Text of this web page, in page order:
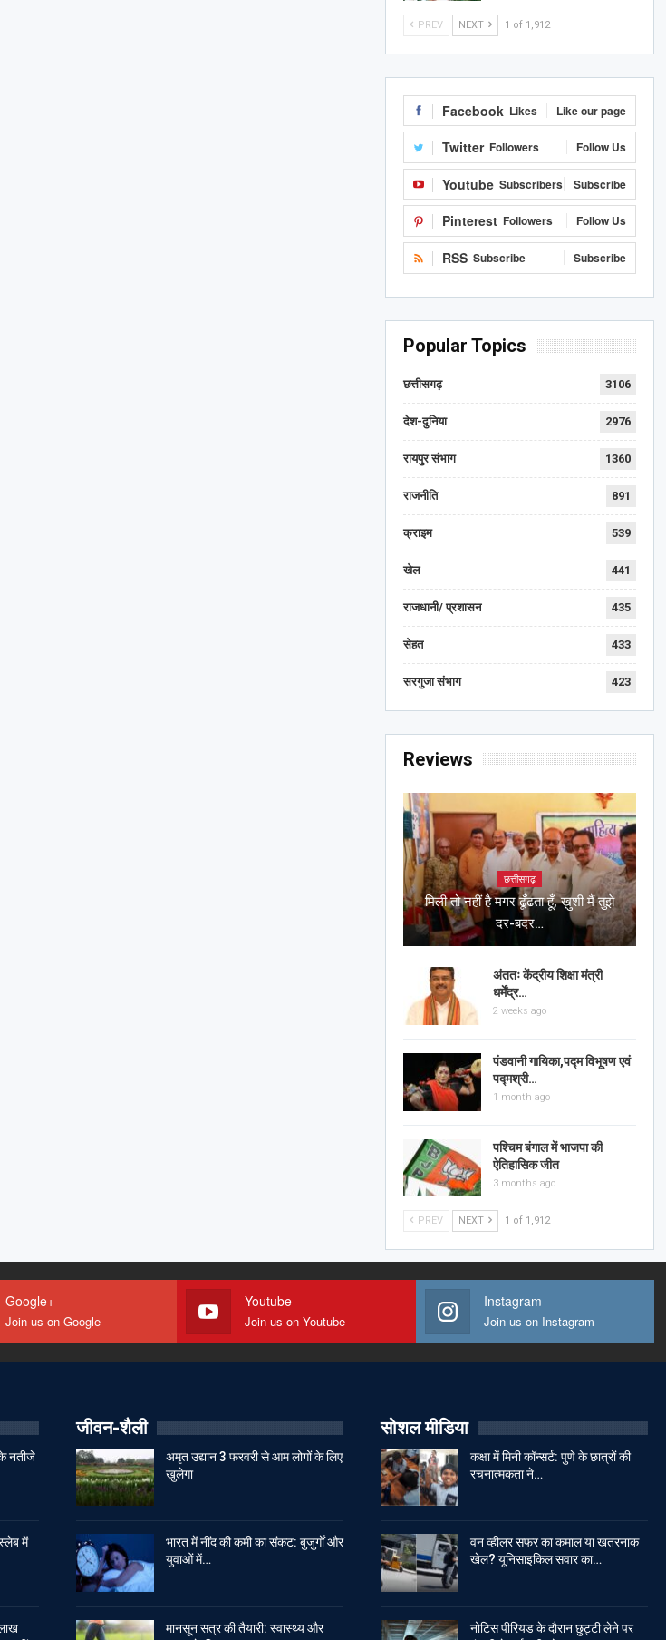
PREV NEXT 1 of 1,912
Facebook Likes Like our page
Twitter Followers Follow Us
Youtube Subscribers Subscribe
Pinterest Followers Follow Us
RSS Subscribe Subscribe
Popular Topics
छत्तीसगढ़ 3106
देश-दुनिया 2976
रायपुर संभाग 1360
राजनीति 891
क्राइम 539
खेल 441
राजधानी/ प्रशासन 435
सेहत 433
सरगुजा संभाग 423
Reviews
छत्तीसगढ़
मिली तो नहीं है मगर ढूँढता हूँ, ख़ुशी मैं तुझे
दर-बदर…
अंततः केंद्रीय शिक्षा मंत्री
धर्मेंद्र…
2 weeks ago
पंडवानी गायिका,पद्म विभूषण एवं
पद्मश्री…
1 month ago
पश्चिम बंगाल में भाजपा की
ऐतिहासिक जीत
3 months ago
PREV NEXT 1 of 1,912
Google+
Join us on Google
Youtube
Join us on Youtube
Instagram
Join us on Instagram
नतीजे
में
जीवन-शैली
अमृत उद्यान 3 फरवरी से आम लोगों के लिए
खुलेगा
भारत में नींद की कमी का संकट: बुजुर्गों और
युवाओं में…
मानसून सत्र की तैयारी: स्वास्थ्य और
सोशल मीडिया
कक्षा में मिनी कॉन्सर्ट: पुणे के छात्रों की
रचनात्मकता ने…
वन व्हीलर सफर का कमाल या खतरनाक
खेल? यूनिसाइकिल सवार का…
नोटिस पीरियड के दौरान छुट्टी लेने पर